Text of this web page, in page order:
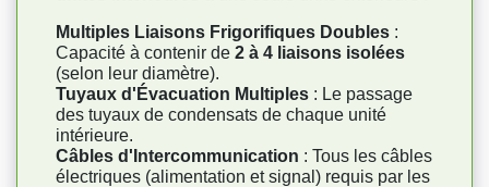
Multiples Liaisons Frigorifiques Doubles :
Capacité à contenir de 2 à 4 liaisons isolées
(selon leur diamètre).
Tuyaux d'Évacuation Multiples : Le passage
des tuyaux de condensats de chaque unité
intérieure.
Câbles d'Intercommunication : Tous les câbles
électriques (alimentation et signal) requis par les